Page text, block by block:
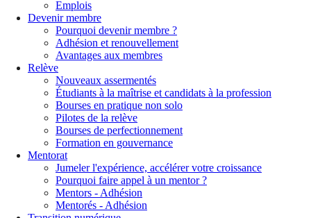
Emplois
Devenir membre
Pourquoi devenir membre ?
Adhésion et renouvellement
Avantages aux membres
Relève
Nouveaux assermentés
Étudiants à la maîtrise et candidats à la profession
Bourses en pratique non solo
Pilotes de la relève
Bourses de perfectionnement
Formation en gouvernance
Mentorat
Jumeler l'expérience, accélérer votre croissance
Pourquoi faire appel à un mentor ?
Mentors - Adhésion
Mentorés - Adhésion